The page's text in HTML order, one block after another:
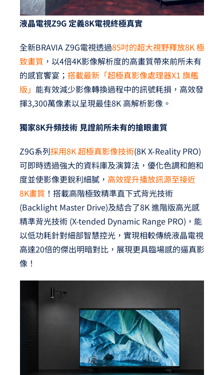
液晶電視Z9G 定義8K電視終極真實
全新BRAVIA Z9G電視透過85吋的超大視野釋放8K 極
致畫質，以4倍4K影像解析度的高畫質帶來前所未有
的感官饗宴； 搭載最新「超極真影像處理器X1 旗艦
版」 能有效減少影像轉換過程中的訊號耗損，高效發
揮3,300萬像素以呈現最佳8K 高解析影像。
獨家8K升頻技術 見證前所未有的搶眼畫質
Z9G系列採用8K 超極真影像技術(8K X-Reality PRO)
可即時透過強大的資料庫及演算法，優化色調和飽和
度並使影像更銳利細膩， 高效提升播放訊源至接近
8K畫質！搭載高階極致精準直下式背光技術
(Backlight Master Drive)及結合了8K 進階版高光感
精準背光技術 (X-tended Dynamic Range PRO)，能
以低功耗針對細部智慧控光，實現相較傳統液晶電視
高達20倍的傑出明暗對比，展現更具臨場感的逼真影
像！